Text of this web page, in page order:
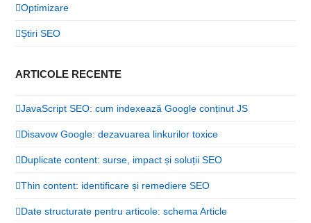
Optimizare
Știri SEO
ARTICOLE RECENTE
JavaScript SEO: cum indexează Google conținut JS
Disavow Google: dezavuarea linkurilor toxice
Duplicate content: surse, impact și soluții SEO
Thin content: identificare și remediere SEO
Date structurate pentru articole: schema Article